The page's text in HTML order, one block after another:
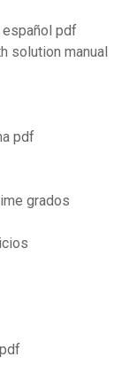
español pdf
solution manual
pdf
grados